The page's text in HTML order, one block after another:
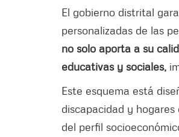
El gobierno distrital
personalizadas de las
no solo aporta a su
educativas y sociales,
Este esquema está
discapacidad y
del perfil